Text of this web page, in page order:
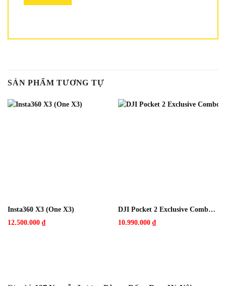
SẢN PHẨM TƯƠNG TỰ
Insta360 X3 (One X3)
12.500.000 ₫
DJI Pocket 2 Exclusive Combo Sunset White
10.990.000 ₫